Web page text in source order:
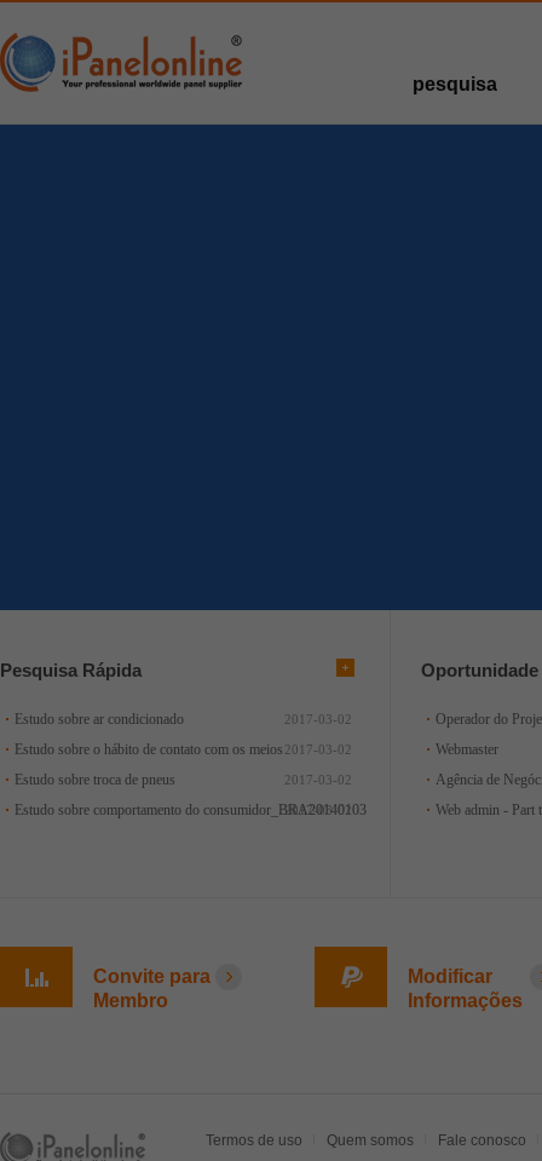
pesquisa
Pesquisas com
Pesquisa Rápida
Estudo sobre ar condicionado 2017-03-02
Estudo sobre o hábito de contato com os meios 2017-03-02
Estudo sobre troca de pneus 2017-03-02
Estudo sobre comportamento do consumidor_BRA20140103
2017-03-02
Operador do
Webmaster
Agência de
Web admin - Part
Convite para
Membro
Modificar
Informações
Termos de uso Quem somos Fale conosco